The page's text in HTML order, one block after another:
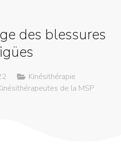
des blessures
Kinésithérapie
de la MSP